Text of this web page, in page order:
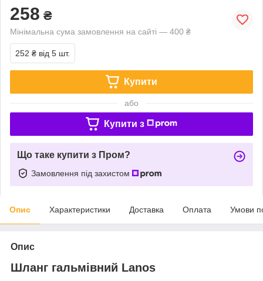
258 ₴
Мінімальна сума замовлення на сайті — 400 ₴
252 ₴ від 5 шт.
Купити
або
Купити з
Що таке купити з Пром?
Замовлення під захистом
Опис Характеристики Доставка Оплата Умови
Опис
Шланг гальмівний Lanos